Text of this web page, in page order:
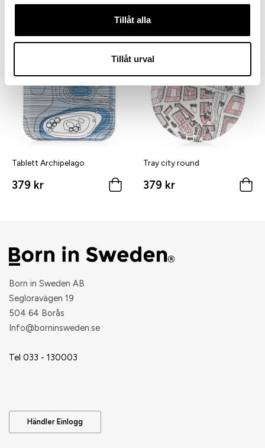
Tillåt alla
Tillåt urval
199 kr 249 kr
Tablett Archipelago
379 kr
Tray city round
379 kr
Born in Sweden AB
Segloravägen 19
504 64 Borås
​Info@borninsweden.se
Tel 033 - 130003
Händler Einlogg